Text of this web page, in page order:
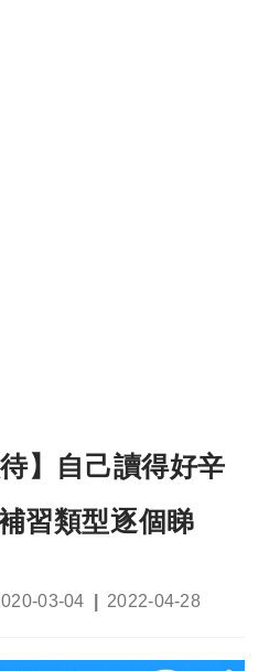
】自己讀得好辛
習類型逐個睇
03-04
Post
2022-04-28